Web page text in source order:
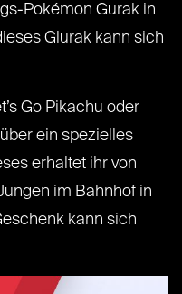
Pokémon Gurak in
Glurak kann sich
Go Pikachu oder
ein spezielles
erhaltet ihr von
im Bahnhof in
kann sich